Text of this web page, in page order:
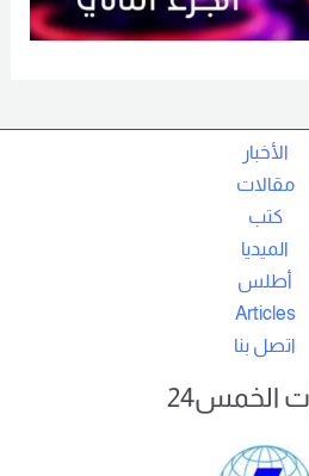
الأخبار
مقالات
كتب
الميديا
أطلس
Articles
اتصل بنا
الخمس24